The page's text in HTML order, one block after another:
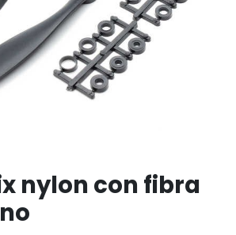
nylon con fibra